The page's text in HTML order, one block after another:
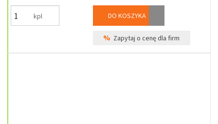
kpl DO KOSZYKA
% Zapytaj o cenę dla firm